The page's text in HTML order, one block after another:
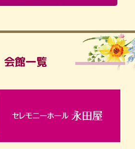
会館一覧